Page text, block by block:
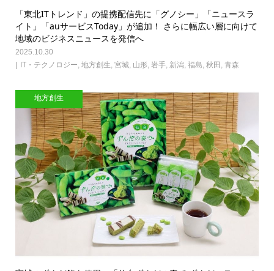
「東北ITトレンド」の提携配信先に「グノシー」「ニュースラ
イト」「auサービスToday」が追加！ さらに幅広い層に向けて
地域のビジネスニュースを発信へ
2025.10.30
IT・テクノロジー 地方創生 宮城 山形, 岩手, 新潟, 福島 秋田 青森
地方創生